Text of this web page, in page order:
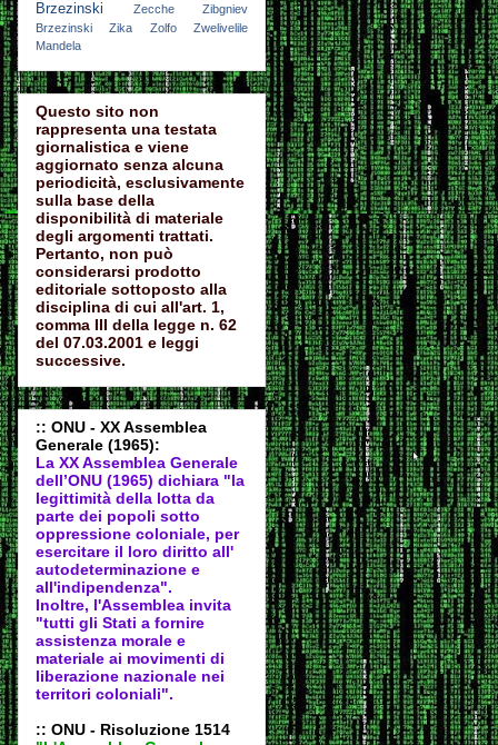
Brzezinski
Zecche
Zibgniev
Brzezinski
Zika Zolfo
Zwelivelile
Mandela
Questo sito non
rappresenta una testata
giornalistica e viene
aggiornato senza alcuna
periodicità, esclusivamente
sulla base della
disponibilità di materiale
degli argomenti trattati.
Pertanto, non può
considerarsi prodotto
editoriale sottoposto alla
disciplina di cui all'art. 1,
comma III della legge n. 62
del 07.03.2001 e leggi
successive.
:: ONU - XX Assemblea
Generale (1965):
La XX Assemblea Generale
dell’ONU (1965) dichiara "la
legittimità della lotta da
parte dei popoli sotto
oppressione coloniale, per
esercitare il loro diritto all'
autodeterminazione e
all'indipendenza".
Inoltre, l'Assemblea invita
"tutti gli Stati a fornire
assistenza morale e
materiale ai movimenti di
liberazione nazionale nei
territori coloniali".
:: ONU - Risoluzione 1514